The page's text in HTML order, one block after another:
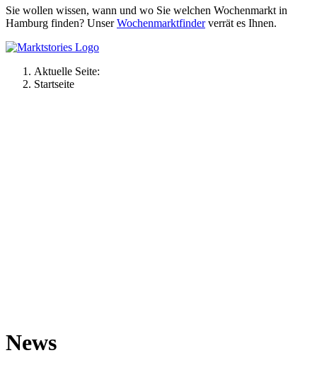
Sie wollen wissen, wann und wo Sie welchen Wochenmarkt in
Hamburg finden? UnserWochenmarktfinderverrät es Ihnen.
Aktuelle Seite:
Startseite
News